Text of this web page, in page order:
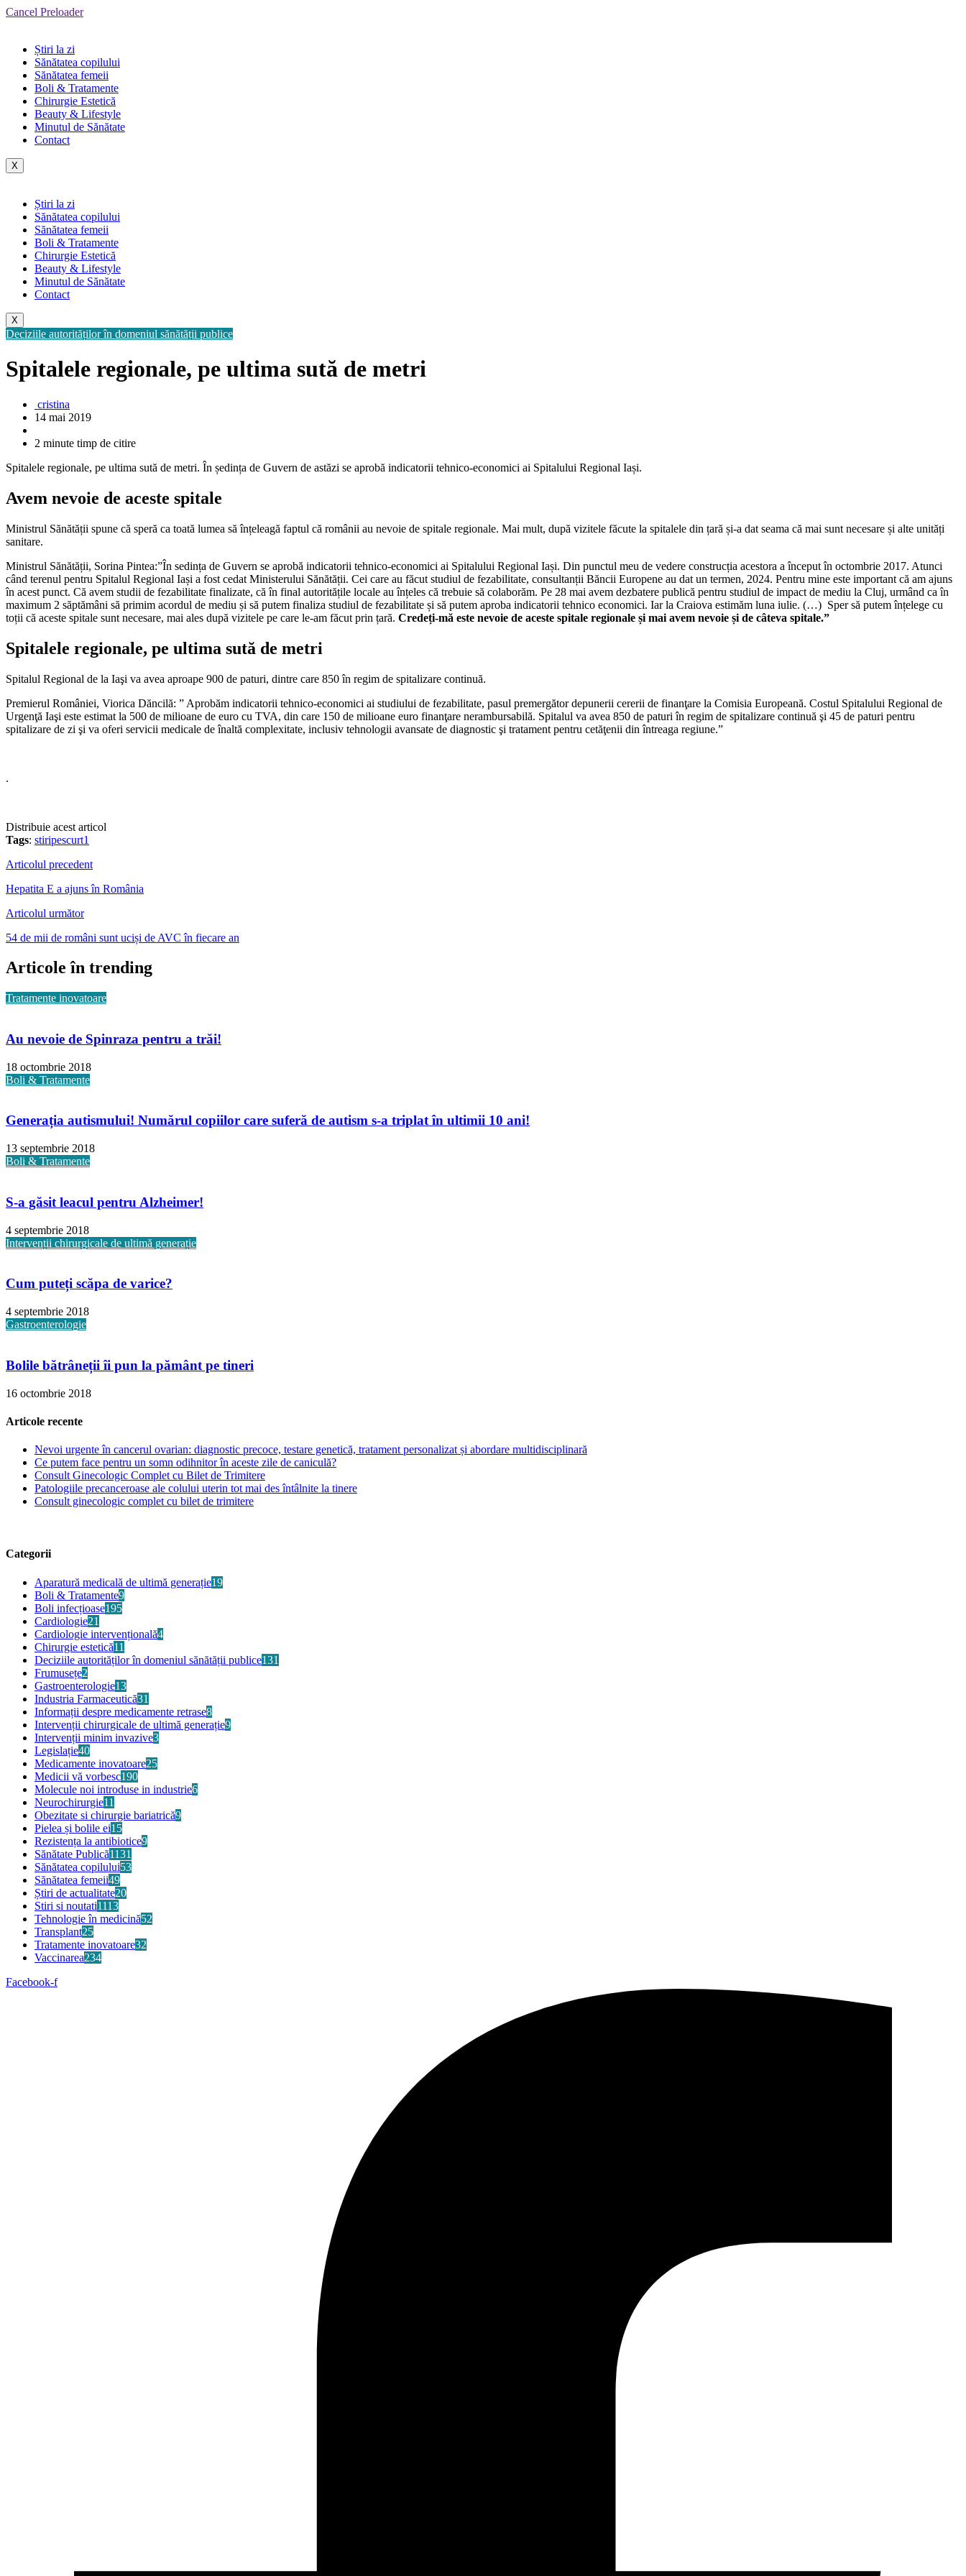
Cancel Preloader
Știri la zi
Sănătatea copilului
Sănătatea femeii
Boli & Tratamente
Chirurgie Estetică
Beauty & Lifestyle
Minutul de Sănătate
Contact
X
Știri la zi
Sănătatea copilului
Sănătatea femeii
Boli & Tratamente
Chirurgie Estetică
Beauty & Lifestyle
Minutul de Sănătate
Contact
X
Deciziile autorităților în domeniul sănătății publice
Spitalele regionale, pe ultima sută de metri
cristina
14 mai 2019
2 minute timp de citire
Spitalele regionale, pe ultima sută de metri. În ședința de Guvern de astăzi se aprobă indicatorii tehnico-economici ai Spitalului Regional Iași.
Avem nevoie de aceste spitale
Ministrul Sănătății spune că speră ca toată lumea să înțeleagă faptul că românii au nevoie de spitale regionale. Mai mult, după vizitele făcute la spitalele din țară și-a dat seama că mai sunt necesare și alte unități
sanitare.
Ministrul Sănătății, Sorina Pintea:”În sedința de Guvern se aprobă indicatorii tehnico-economici ai Spitalului Regional Iași. Din punctul meu de vedere construcția acestora a început în octombrie 2017. Atunci
când terenul pentru Spitalul Regional Iași a fost cedat Ministerului Sănătății. Cei care au făcut studiul de fezabilitate, consultanții Băncii Europene au dat un termen, 2024. Pentru mine este important că am ajuns
în acest punct. Că avem studii de fezabilitate finalizate, că în final autoritățile locale au înțeles că trebuie să colaborăm. Pe 28 mai avem dezbatere publică pentru studiul de impact de mediu la Cluj, urmând ca în
maximum 2 săptămâni să primim acordul de mediu și să putem finaliza studiul de fezabilitate și să putem aproba indicatorii tehnico economici. Iar la Craiova estimăm luna iulie. (…) Sper să putem înțelege cu
toții că aceste spitale sunt necesare, mai ales după vizitele pe care le-am făcut prin țară. Credeți-mă este nevoie de aceste spitale regionale și mai avem nevoie și de câteva spitale.”
Spitalele regionale, pe ultima sută de metri
Spitalul Regional de la Iaşi va avea aproape 900 de paturi, dintre care 850 în regim de spitalizare continuă.
Premierul României, Viorica Dăncilă: ” Aprobăm indicatorii tehnico-economici ai studiului de fezabilitate, pasul premergător depunerii cererii de finanţare la Comisia Europeană. Costul Spitalului Regional de
Urgenţă Iaşi este estimat la 500 de milioane de euro cu TVA, din care 150 de milioane euro finanţare nerambursabilă. Spitalul va avea 850 de paturi în regim de spitalizare continuă şi 45 de paturi pentru
spitalizare de zi şi va oferi servicii medicale de înaltă complexitate, inclusiv tehnologii avansate de diagnostic şi tratament pentru cetăţenii din întreaga regiune.”
.
Distribuie acest articol
Tags: stiripescurt1
Articolul precedent
Hepatita E a ajuns în România
Articolul următor
54 de mii de români sunt uciși de AVC în fiecare an
Articole în trending
Tratamente inovatoare
Au nevoie de Spinraza pentru a trăi!
18 octombrie 2018
Boli & Tratamente
Generația autismului! Numărul copiilor care suferă de autism s-a triplat în ultimii 10 ani!
13 septembrie 2018
Boli & Tratamente
S-a găsit leacul pentru Alzheimer!
4 septembrie 2018
Intervenții chirurgicale de ultimă generație
Cum puteți scăpa de varice?
4 septembrie 2018
Gastroenterologie
Bolile bătrâneții îi pun la pământ pe tineri
16 octombrie 2018
Articole recente
Nevoi urgente în cancerul ovarian: diagnostic precoce, testare genetică, tratament personalizat și abordare multidisciplinară
Ce putem face pentru un somn odihnitor în aceste zile de caniculă?
Consult Ginecologic Complet cu Bilet de Trimitere
Patologiile precanceroase ale colului uterin tot mai des întâlnite la tinere
Consult ginecologic complet cu bilet de trimitere
Categorii
Aparatură medicală de ultimă generație19
Boli & Tratamente9
Boli infecțioase195
Cardiologie21
Cardiologie intervențională4
Chirurgie estetică11
Deciziile autorităților în domeniul sănătății publice131
Frumusețe2
Gastroenterologie13
Industria Farmaceutică31
Informații despre medicamente retrase8
Intervenții chirurgicale de ultimă generație9
Intervenții minim invazive3
Legislație40
Medicamente inovatoare25
Medicii vă vorbesc190
Molecule noi introduse in industrie6
Neurochirurgie11
Obezitate si chirurgie bariatrică9
Pielea și bolile ei15
Rezistența la antibiotice9
Sănătate Publică1131
Sănătatea copilului53
Sănătatea femeii49
Știri de actualitate20
Stiri si noutati1113
Tehnologie în medicină52
Transplant25
Tratamente inovatoare32
Vaccinarea234
Facebook-f